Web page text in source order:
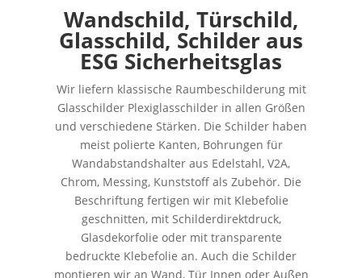
Wandschild, Türschild,
Glasschild, Schilder aus
ESG Sicherheitsglas
Wir liefern klassische Raumbeschilderung mit
Glasschilder Plexiglasschilder in allen Größen
und verschiedene Stärken. Die Schilder haben
meist polierte Kanten, Bohrungen für
Wandabstandshalter aus Edelstahl, V2A,
Chrom, Messing, Kunststoff als Zubehör. Die
Beschriftung fertigen wir mit Klebefolie
geschnitten, mit Schilderdirektdruck,
Glasdekorfolie oder mit transparente
bedruckte Klebefolie an. Auch die Schilder
montieren wir an Wand, Tür Innen oder Außen